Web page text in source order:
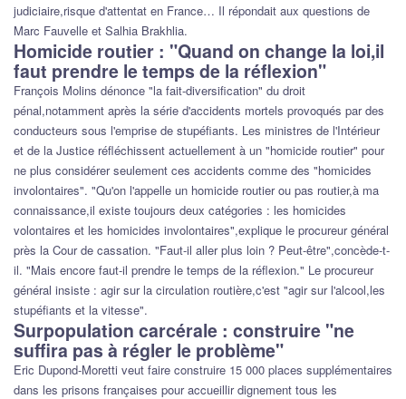
judiciaire,risque d'attentat en France… Il répondait aux questions de
Marc Fauvelle et Salhia Brakhlia.
Homicide routier : "Quand on change la loi,il
faut prendre le temps de la réflexion"
François Molins dénonce "la fait-diversification" du droit
pénal,notamment après la série d'accidents mortels provoqués par des
conducteurs sous l'emprise de stupéfiants. Les ministres de l'Intérieur
et de la Justice réfléchissent actuellement à un "homicide routier" pour
ne plus considérer seulement ces accidents comme des "homicides
involontaires". "Qu'on l'appelle un homicide routier ou pas routier,à ma
connaissance,il existe toujours deux catégories : les homicides
volontaires et les homicides involontaires",explique le procureur général
près la Cour de cassation. "Faut-il aller plus loin ? Peut-être",concède-t-
il. "Mais encore faut-il prendre le temps de la réflexion." Le procureur
général insiste : agir sur la circulation routière,c'est "agir sur l'alcool,les
stupéfiants et la vitesse".
Surpopulation carcérale : construire "ne
suffira pas à régler le problème"
Eric Dupond-Moretti veut faire construire 15 000 places supplémentaires
dans les prisons françaises pour accueillir dignement tous les